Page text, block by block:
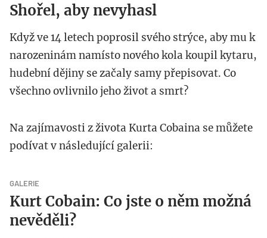
Shořel, aby nevyhasl
Když ve 14 letech poprosil svého strýce, aby mu k
narozeninám namísto nového kola koupil kytaru,
hudební dějiny se začaly samy přepisovat. Co
všechno ovlivnilo jeho život a smrt?
Na zajímavosti z života Kurta Cobaina se můžete
podívat v následující galerii:
GALERIE
Kurt Cobain: Co jste o něm možná
nevěděli?